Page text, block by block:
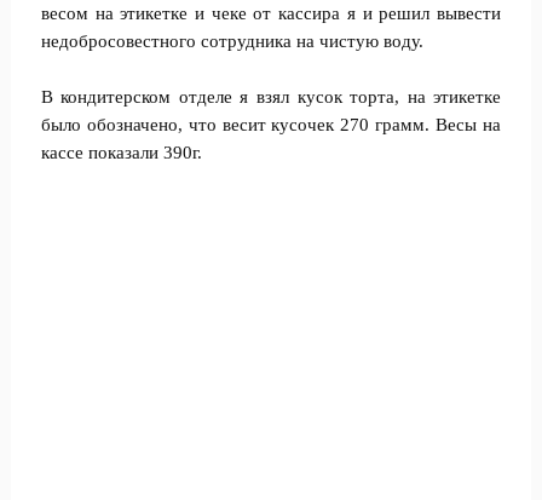
весом на этикетке и чеке от кассира я и решил вывести
недобросовестного сотрудника на чистую воду.
В кондитерском отделе я взял кусок торта, на этикетке
было обозначено, что весит кусочек 270 грамм. Весы на
кассе показали 390г.